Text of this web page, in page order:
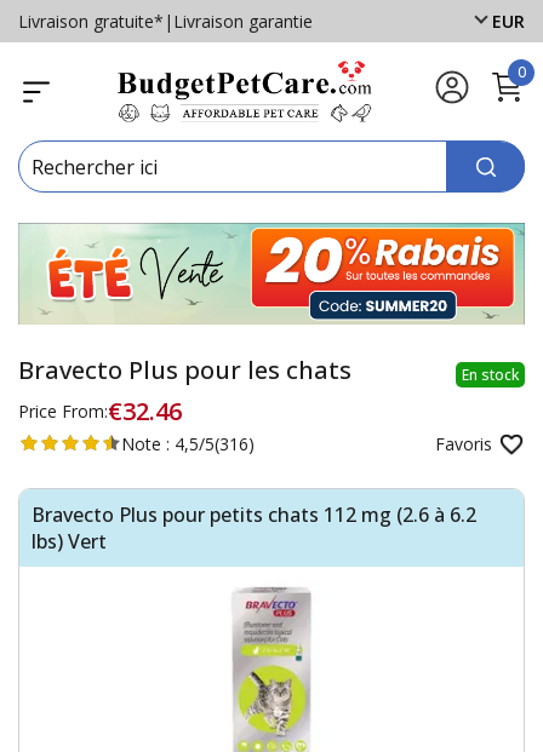
Livraison gratuite* | Livraison garantie EUR
0
En stock
Bravecto Plus pour les chats
Price From:€32.46
Favoris
Note : 4,5/5(316)
Bravecto Plus pour petits chats 112 mg (2.6 à 6.2
lbs) Vert